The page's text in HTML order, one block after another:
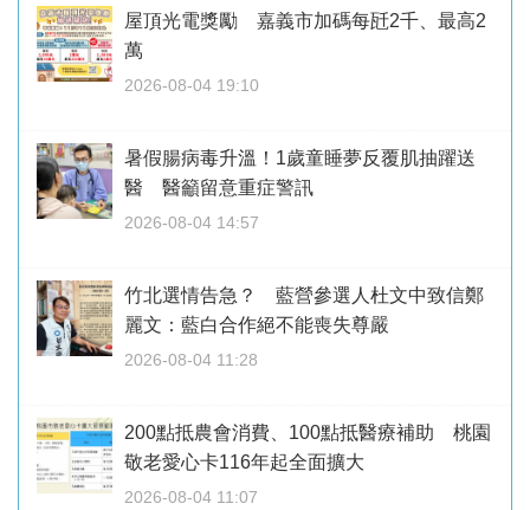
屋頂光電獎勵 嘉義市加碼每瓩2千、最高2
萬
2026-08-04 19:10
暑假腸病毒升溫！1歲童睡夢反覆肌抽躍送
醫 醫籲留意重症警訊
2026-08-04 14:57
竹北選情告急？ 藍營參選人杜文中致信鄭
麗文：藍白合作絕不能喪失尊嚴
2026-08-04 11:28
200點抵農會消費、100點抵醫療補助 桃園
敬老愛心卡116年起全面擴大
2026-08-04 11:07